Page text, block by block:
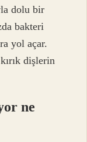
dolu bir
bakteri
yol açar.
dişlerin
ne